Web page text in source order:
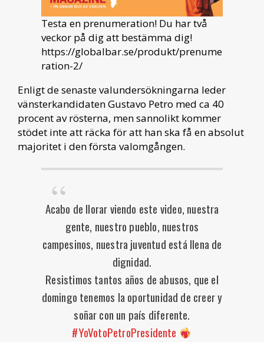
Testa en prenumeration! Du har två
veckor på dig att bestämma dig!
https://globalbar.se/produkt/prenume
ration-2/
Enligt de senaste valundersökningarna leder
vänsterkandidaten Gustavo Petro med ca 40
procent av rösterna, men sannolikt kommer
stödet inte att räcka för att han ska få en absolut
majoritet i den första valomgången.
Acabo de llorar viendo este video, nuestra
gente, nuestro pueblo, nuestros
campesinos, nuestra juventud está llena de
dignidad.
Resistimos tantos años de abusos, que el
domingo tenemos la oportunidad de creer y
soñar con un país diferente.
#YoVotoPetroPresidente